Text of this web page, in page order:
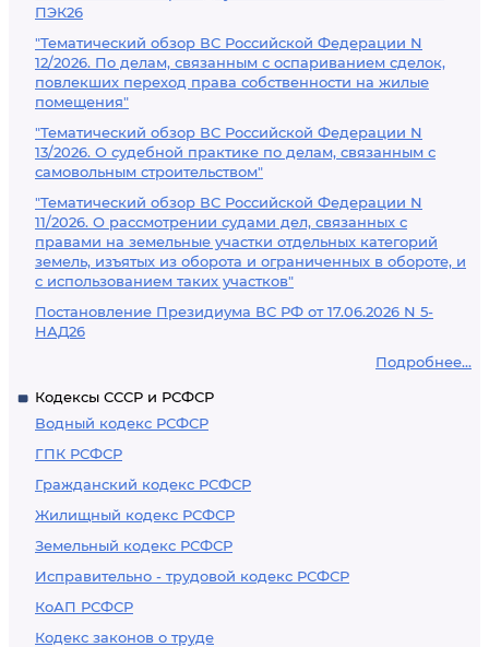
ПЭК26
"Тематический обзор ВС Российской Федерации N
12/2026. По делам, связанным с оспариванием сделок,
повлекших переход права собственности на жилые
помещения"
"Тематический обзор ВС Российской Федерации N
13/2026. О судебной практике по делам, связанным с
самовольным строительством"
"Тематический обзор ВС Российской Федерации N
11/2026. О рассмотрении судами дел, связанных с
правами на земельные участки отдельных категорий
земель, изъятых из оборота и ограниченных в обороте, и
с использованием таких участков"
Постановление Президиума ВС РФ от 17.06.2026 N 5-
НАД26
Подробнее...
Кодексы СССР и РСФСР
Водный кодекс РСФСР
ГПК РСФСР
Гражданский кодекс РСФСР
Жилищный кодекс РСФСР
Земельный кодекс РСФСР
Исправительно - трудовой кодекс РСФСР
КоАП РСФСР
Кодекс законов о труде